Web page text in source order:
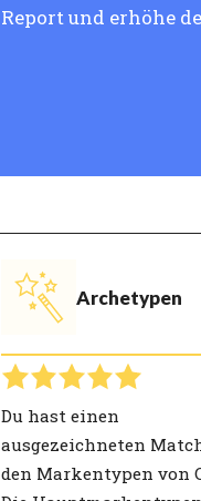
Report und erhöhe
Archetypen
Du hast einen
ausgezeichneten
den Markentypen von